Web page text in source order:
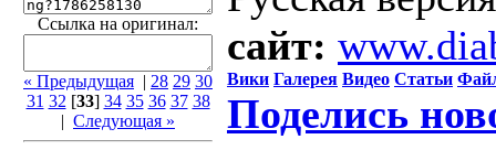
Ссылка на оригинал:
« Предыдущая | 28 29 30
31 32 [33] 34 35 36 37 38
| Следующая »
сайт:
Вики Галерея Видео Статьи
Поделись